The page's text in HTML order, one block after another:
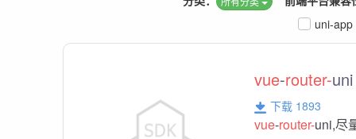
uni-app
vue-router-uni
下载 1893
vue-router-uni,尽